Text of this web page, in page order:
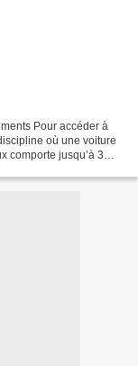
Pour accéder à
où une voiture
comporte jusqu’à 3